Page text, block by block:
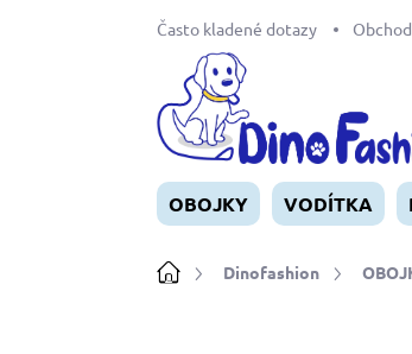
Často kladené dotazy
OBOJKY VODÍTKA
DomůDinofashion